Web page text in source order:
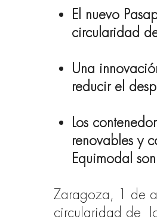
El nuevo
circularidad
Una
reducir el
Los
renovables y c
Equimodal
Zaragoza, 1 de
circularidad de